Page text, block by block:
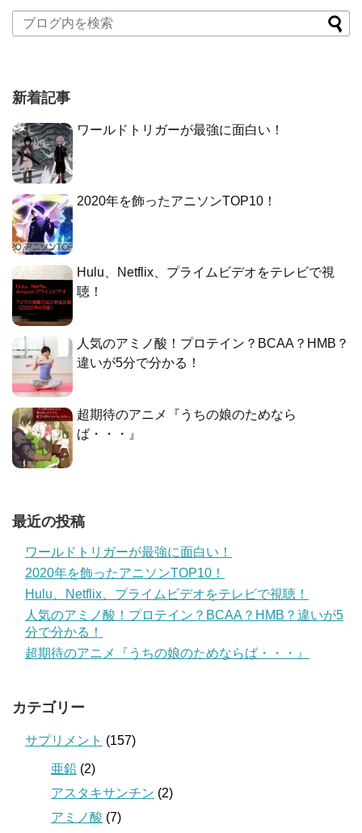
新着記事
ワールドトリガーが最強に面白い！
2020年を飾ったアニソンTOP10！
Hulu、Netflix、プライムビデオをテレビで視
聴！
人気のアミノ酸！プロテイン？BCAA？HMB？
違いが5分で分かる！
超期待のアニメ『うちの娘のためなら
ば・・・』
最近の投稿
ワールドトリガーが最強に面白い！
2020年を飾ったアニソンTOP10！
Hulu、Netflix、プライムビデオをテレビで視聴！
人気のアミノ酸！プロテイン？BCAA？HMB？違いが5
分で分かる！
超期待のアニメ『うちの娘のためならば・・・』
カテゴリー
サプリメント (157)
亜鉛 (2)
アスタキサンチン (2)
アミノ酸 (7)